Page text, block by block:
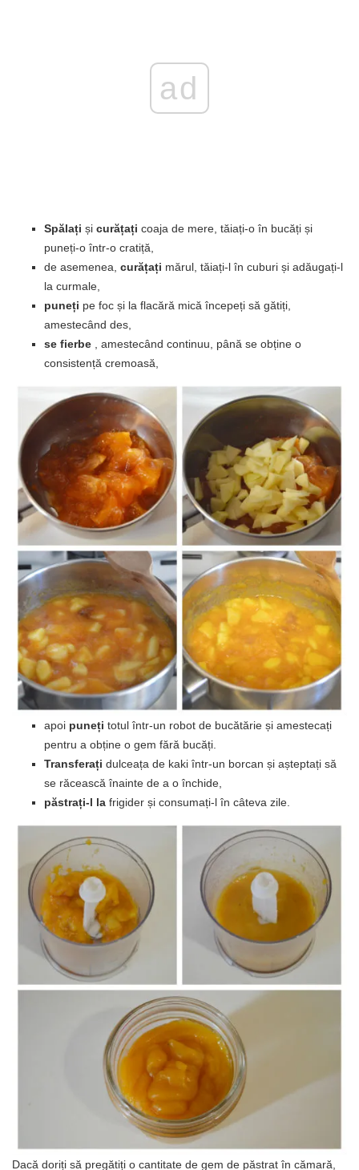
ad
Spălați și curățați coaja de mere, tăiați-o în bucăți și
puneți-o într-o cratiță,
de asemenea, curățați mărul, tăiați-l în cuburi și adăugați-l
la curmale,
puneți pe foc și la flacără mică începeți să gătiți,
amestecând des,
se fierbe , amestecând continuu, până se obține o
consistență cremoasă,
apoi puneți totul într-un robot de bucătărie și amestecați
pentru a obține o gem fără bucăți.
Transferați dulceața de kaki într-un borcan și așteptați să
se răcească înainte de a o închide,
păstrați-l la frigider și consumați-l în câteva zile.
Dacă doriți să pregătiți o cantitate de gem de păstrat în cămară,